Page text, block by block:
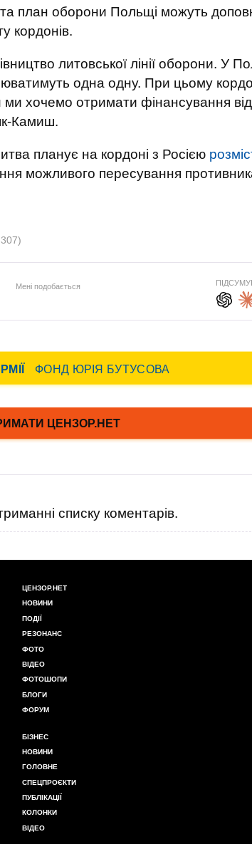
та план оборони Польщі можуть
кордонів.
литовської лінії оборони. У
одна одну. При цьому
ми хочемо отримати фінансування від
Камиш.
планує на кордоні з Росією
можливого пересування
Мені подобається
списку коментарів.
ЦЕНЗОР.НЕТ
НОВИНИ
ПОДІЇ
РЕЗОНАНС
ФОТО
ВІДЕО
ФОТОШОПИ
БЛОГИ
ФОРУМ
БІЗНЕС
НОВИНИ
ГОЛОВНЕ
СПЕЦПРОЄКТИ
ПУБЛІКАЦІЇ
КОЛОНКИ
ВІДЕО